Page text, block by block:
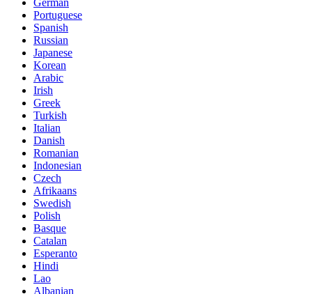
German
Portuguese
Spanish
Russian
Japanese
Korean
Arabic
Irish
Greek
Turkish
Italian
Danish
Romanian
Indonesian
Czech
Afrikaans
Swedish
Polish
Basque
Catalan
Esperanto
Hindi
Lao
Albanian